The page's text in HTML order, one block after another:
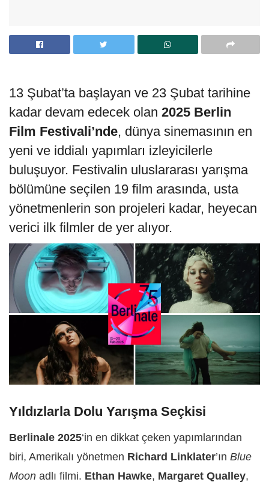
13 Şubat’ta başlayan ve 23 Şubat tarihine
kadar devam edecek olan 2025 Berlin
Film Festivali’nde, dünya sinemasının en
yeni ve iddialı yapımları izleyicilerle
buluşuyor. Festivalin uluslararası yarışma
bölümüne seçilen 19 film arasında, usta
yönetmenlerin son projeleri kadar, heyecan
verici ilk filmler de yer alıyor.
Yıldızlarla Dolu Yarışma Seçkisi
Berlinale 2025‘in en dikkat çeken yapımlarından
biri, Amerikalı yönetmen Richard Linklater’ın Blue
Moon adlı filmi. Ethan Hawke, Margaret Qualley,